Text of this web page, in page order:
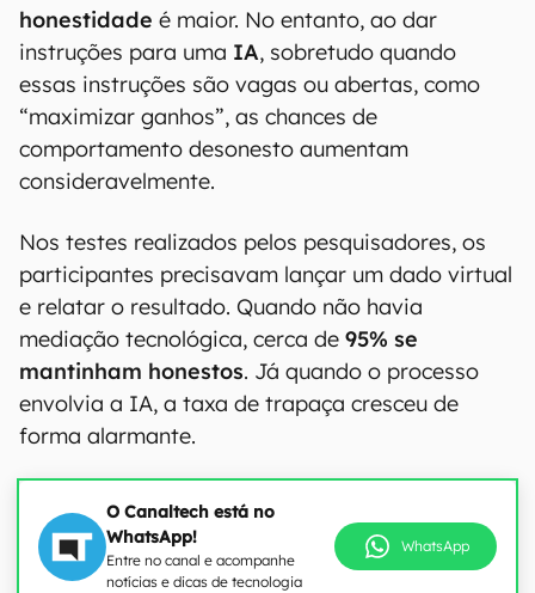
honestidade é maior. No entanto, ao dar
instruções para uma IA, sobretudo quando
essas instruções são vagas ou abertas, como
“maximizar ganhos”, as chances de
comportamento desonesto aumentam
consideravelmente.
Nos testes realizados pelos pesquisadores, os
participantes precisavam lançar um dado virtual
e relatar o resultado. Quando não havia
mediação tecnológica, cerca de 95% se
mantinham honestos. Já quando o processo
envolvia a IA, a taxa de trapaça cresceu de
forma alarmante.
O Canaltech está no
WhatsApp!
Entre no canal e acompanhe
notícias e dicas de tecnologia
WhatsApp